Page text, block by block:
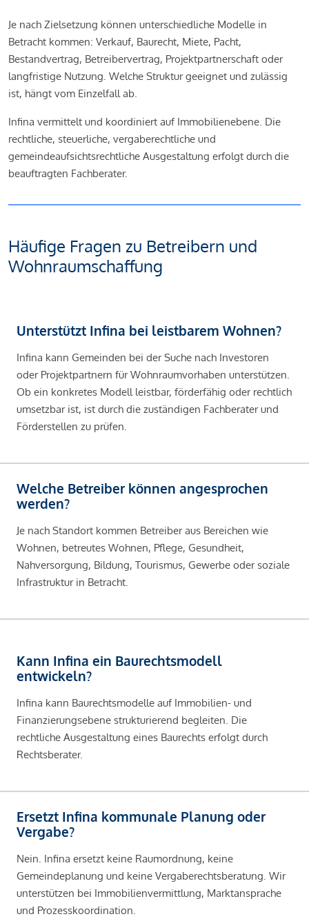
Je nach Zielsetzung können unterschiedliche Modelle in
Betracht kommen: Verkauf, Baurecht, Miete, Pacht,
Bestandvertrag, Betreibervertrag, Projektpartnerschaft oder
langfristige Nutzung. Welche Struktur geeignet und zulässig
ist, hängt vom Einzelfall ab.
Infina vermittelt und koordiniert auf Immobilienebene. Die
rechtliche, steuerliche, vergaberechtliche und
gemeindeaufsichtsrechtliche Ausgestaltung erfolgt durch die
beauftragten Fachberater.
Häufige Fragen zu Betreibern und
Wohnraumschaffung
Unterstützt Infina bei leistbarem Wohnen?
Infina kann Gemeinden bei der Suche nach Investoren
oder Projektpartnern für Wohnraumvorhaben unterstützen.
Ob ein konkretes Modell leistbar, förderfähig oder rechtlich
umsetzbar ist, ist durch die zuständigen Fachberater und
Förderstellen zu prüfen.
Welche Betreiber können angesprochen
werden?
Je nach Standort kommen Betreiber aus Bereichen wie
Wohnen, betreutes Wohnen, Pflege, Gesundheit,
Nahversorgung, Bildung, Tourismus, Gewerbe oder soziale
Infrastruktur in Betracht.
Kann Infina ein Baurechtsmodell
entwickeln?
Infina kann Baurechtsmodelle auf Immobilien- und
Finanzierungsebene strukturierend begleiten. Die
rechtliche Ausgestaltung eines Baurechts erfolgt durch
Rechtsberater.
Ersetzt Infina kommunale Planung oder
Vergabe?
Nein. Infina ersetzt keine Raumordnung, keine
Gemeindeplanung und keine Vergaberechtsberatung. Wir
unterstützen bei Immobilienvermittlung, Marktansprache
und Prozesskoordination.